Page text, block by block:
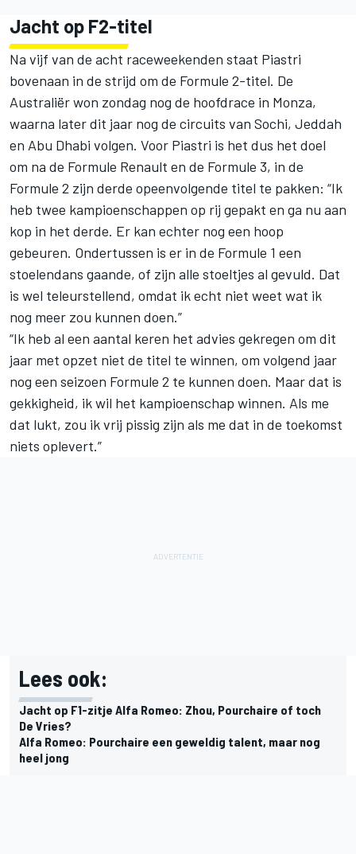
Jacht op F2-titel
Na vijf van de acht raceweekenden staat Piastri
bovenaan in de strijd om de Formule 2-titel. De
Australiërwon zondag nog de hoofdrace in Monza,
waarna later dit jaar nog de circuits van Sochi, Jeddah
en Abu Dhabi volgen. Voor Piastri is het dus het doel
om na de Formule Renault en de Formule 3, in de
Formule 2 zijn derde opeenvolgende titel te pakken: “Ik
heb twee kampioenschappen op rij gepakt en ga nu aan
kop in het derde. Er kan echter nog een hoop
gebeuren. Ondertussen is er in de Formule 1 een
stoelendans gaande, of zijn alle stoeltjes al gevuld. Dat
is wel teleurstellend, omdat ik echt niet weet wat ik
nog meer zou kunnen doen.”
“Ik heb al een aantal keren het advies gekregen om dit
jaar met opzet niet de titel te winnen, om volgend jaar
nog een seizoen Formule 2 te kunnen doen. Maar dat is
gekkigheid, ik wil het kampioenschap winnen. Als me
dat lukt, zou ik vrij pissig zijn als me dat in de toekomst
niets oplevert.”
Lees ook:
Jacht op F1-zitje Alfa Romeo: Zhou, Pourchaire of toch
De Vries?
Alfa Romeo: Pourchaire een geweldig talent, maar nog
heel jong